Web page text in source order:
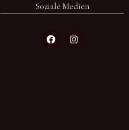
Soziale Medien